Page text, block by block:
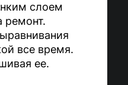
слоем
ремонт.
все время.
ее.